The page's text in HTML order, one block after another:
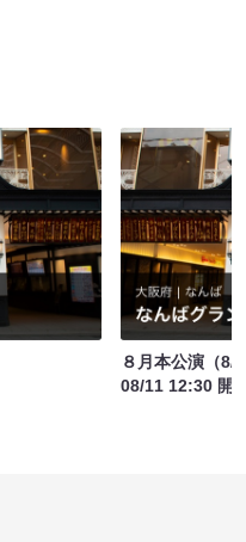
８月本公演（8/
08/11 12:30 開